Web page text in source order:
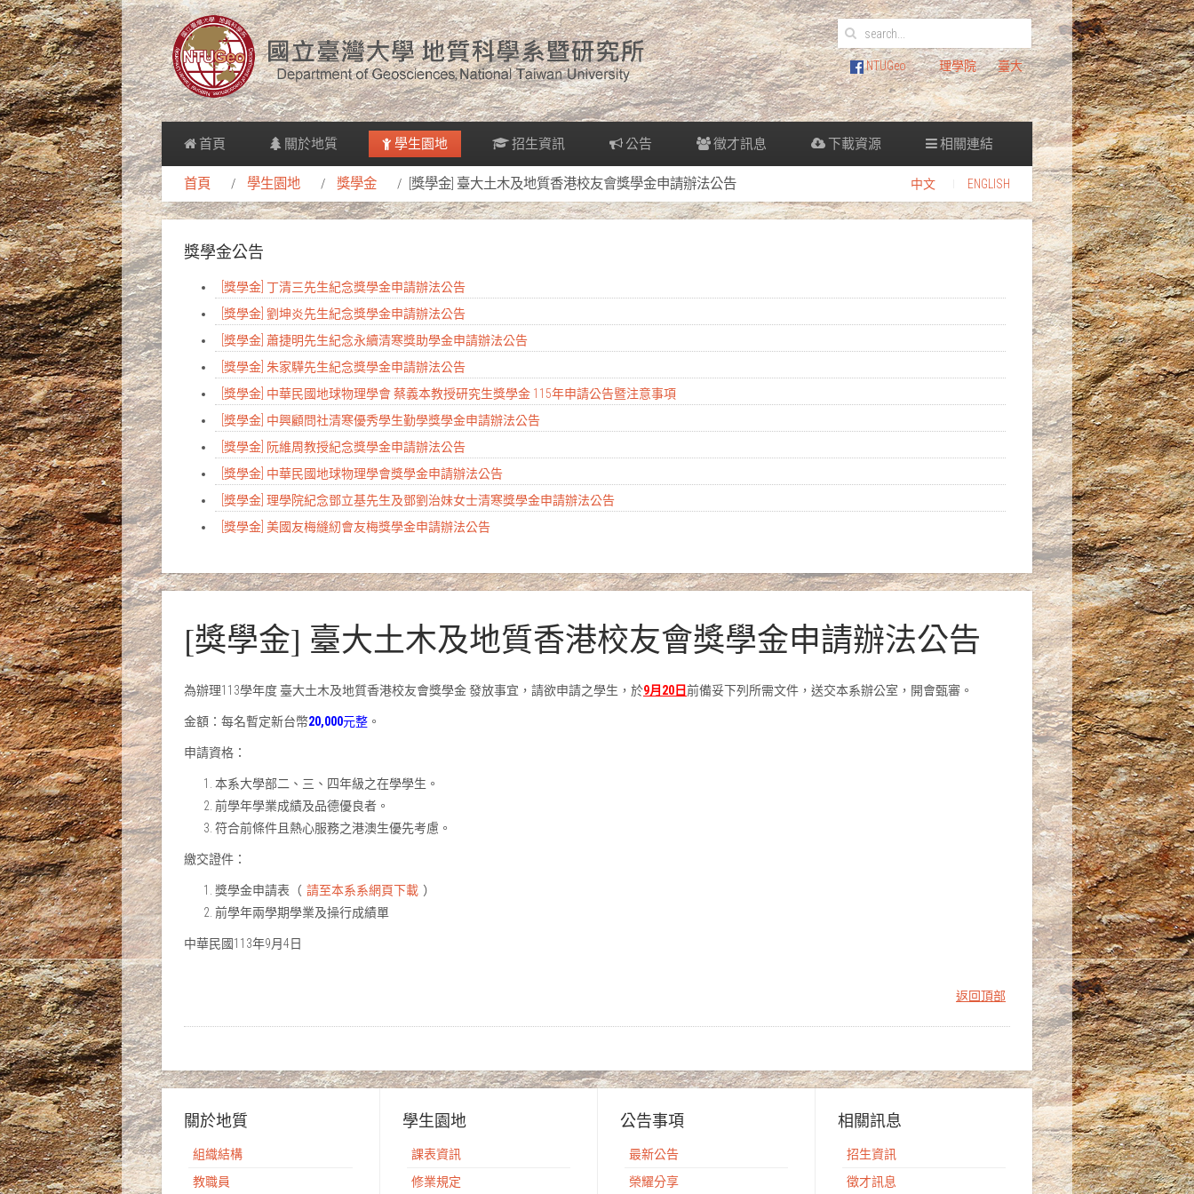
NTUGeo 理學院 臺大
首頁 關於地質 學生園地 招生資訊 公告 徵才訊息 下載資源 相關連結
首頁 學生園地 獎學金 [獎學金] 臺大土木及地質香港校友會獎學金申請辦法公告 中文 ENGLISH
獎學金公告
[獎學金] 丁清三先生紀念獎學金申請辦法公告
[獎學金] 劉坤炎先生紀念獎學金申請辦法公告
[獎學金] 蕭捷明先生紀念永續清寒獎助學金申請辦法公告
[獎學金] 朱家驊先生紀念獎學金申請辦法公告
[獎學金] 中華民國地球物理學會 蔡義本教授研究生獎學金 115年申請公告暨注意事項
[獎學金] 中興顧問社清寒優秀學生勤學獎學金申請辦法公告
[獎學金] 阮維周教授紀念獎學金申請辦法公告
[獎學金] 中華民國地球物理學會獎學金申請辦法公告
[獎學金] 理學院紀念鄧立基先生及鄧劉治妹女士清寒獎學金申請辦法公告
[獎學金] 美國友梅縫紉會友梅獎學金申請辦法公告
[獎學金] 臺大土木及地質香港校友會獎學金申請辦法公告
為辦理113學年度 臺大土木及地質香港校友會獎學金 發放事宜，請欲申請之學生，於9月 20 日前備妥下列所需文件，送交本系辦公室，開會甄審。
金額：每名暫定新台幣20,000元整 。
申請資格：
本系大學部二、三、四年級之在學學生。
前學年學業成績及品德優良者。
符合前條件且熱心服務之港澳生優先考慮。
繳交證件：
獎學金申請表（ 請至本系系網頁下載 ）
前學年兩學期學業及操行成績單
中華民國113年9月4日
返回頂部
關於地質
組織結構
教職員
學生園地
課表資訊
修業規定
公告事項
最新公告
榮耀分享
相關訊息
招生資訊
徵才訊息